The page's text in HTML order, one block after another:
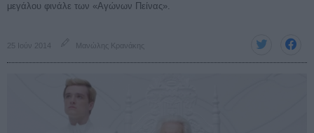
μεγάλου φινάλε των «Αγώνων Πείνας».
25 Ιούν 2014 Μανώλης Κρανάκης